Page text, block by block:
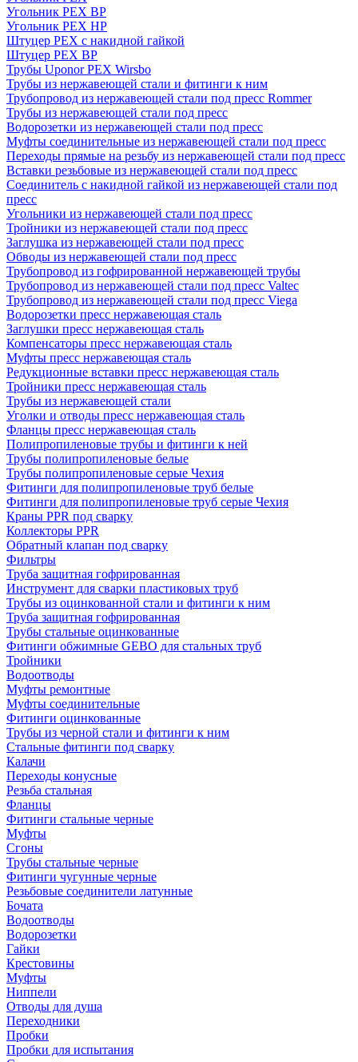
Угольник PEX ВР
Угольник PEX НР
Штуцер PEX c накидной гайкой
Штуцер PEX ВР
Трубы Uponor PEX Wirsbo
Трубы из нержавеющей стали и фитинги к ним
Трубопровод из нержавеющей стали под пресс Rommer
Трубы из нержавеющей стали под пресс
Водорозетки из нержавеющей стали под пресс
Муфты соединительные из нержавеющей стали под пресс
Переходы прямые на резьбу из нержавеющей стали под пресс
Вставки резьбовые из нержавеющей стали под пресс
Соединитель с накидной гайкой из нержавеющей стали под
пресс
Угольники из нержавеющей стали под пресс
Тройники из нержавеющей стали под пресс
Заглушка из нержавеющей стали под пресс
Обводы из нержавеющей стали под пресс
Трубопровод из гофрированной нержавеющей трубы
Трубопровод из нержавеющей стали под пресс Valtec
Трубопровод из нержавеющей стали под пресс Viega
Водорозетки пресс нержавеющая сталь
Заглушки пресс нержавеющая сталь
Компенсаторы пресс нержавеющая сталь
Муфты пресс нержавеющая сталь
Редукционные вставки пресс нержавеющая сталь
Тройники пресс нержавеющая сталь
Трубы из нержавеющей стали
Уголки и отводы пресс нержавеющая сталь
Фланцы пресс нержавеющая сталь
Полипропиленовые трубы и фитинги к ней
Трубы полипропиленовые белые
Трубы полипропиленовые серые Чехия
Фитинги для полипропиленовые труб белые
Фитинги для полипропиленовые труб серые Чехия
Краны PPR под сварку
Коллекторы PPR
Обратный клапан под сварку
Фильтры
Труба защитная гофрированная
Инструмент для сварки пластиковых труб
Трубы из оцинкованной стали и фитинги к ним
Труба защитная гофрированная
Трубы стальные оцинкованные
Фитинги обжимные GEBO для стальных труб
Тройники
Водоотводы
Муфты ремонтные
Муфты соединительные
Фитинги оцинкованные
Трубы из черной стали и фитинги к ним
Стальные фитинги под сварку
Калачи
Переходы конусные
Резьба стальная
Фланцы
Фитинги стальные черные
Муфты
Сгоны
Трубы стальные черные
Фитинги чугунные черные
Резьбовые соединители латунные
Бочата
Водоотводы
Водорозетки
Гайки
Крестовины
Муфты
Ниппели
Отводы для душа
Переходники
Пробки
Пробки для испытания